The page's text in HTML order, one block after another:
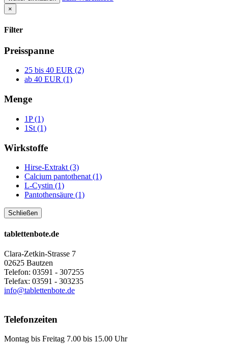
×
Filter
Preisspanne
25 bis 40 EUR (2)
ab 40 EUR (1)
Menge
1P (1)
1St (1)
Wirkstoffe
Hirse-Extrakt (3)
Calcium pantothenat (1)
L-Cystin (1)
Pantothensäure (1)
Schließen
tablettenbote.de
Clara-Zetkin-Strasse 7
02625 Bautzen
Telefon: 03591 - 307255
Telefax: 03591 - 303235
info@tablettenbote.de
Telefonzeiten
Montag bis Freitag 7.00 bis 15.00 Uhr